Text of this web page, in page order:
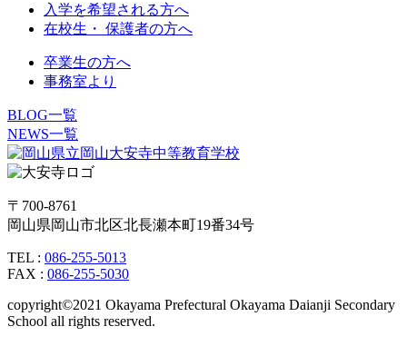
入学を希望される方へ
在校生・ 保護者の方へ
卒業生の方へ
事務室より
BLOG一覧
NEWS一覧
〒700-8761
岡山県岡山市北区北長瀬本町19番34号
TEL : 086-255-5013
FAX : 086-255-5030
copyright©2021 Okayama Prefectural Okayama Daianji Secondary
School all rights reserved.